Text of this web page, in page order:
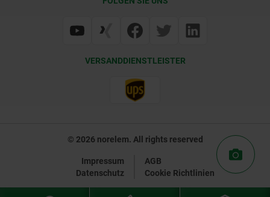
VERSANDDIENSTLEISTER
© 2026 norelem. All rights reserved
Impressum
AGB
Datenschutz
Cookie Richtlinien